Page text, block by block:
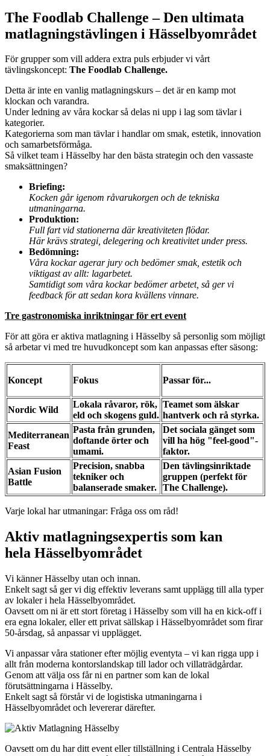
The Foodlab Challenge – Den ultimata
matlagningstävlingen i Hässelbyområdet
För grupper som vill addera extra puls erbjuder vi vårt
tävlingskoncept: The Foodlab Challenge.
Detta är inte en vanlig matlagningskurs – det är en kamp mot
klockan och varandra.
Under ledning av våra kockar så delas ni upp i lag som tävlar i
kategorier.
Kategorierna som man tävlar i handlar om smak, estetik, innovation
och samarbetsförmåga.
Så vilket team i Hässelby har den bästa strategin och den vassaste
smaksättningen?
Briefing:
Kocken går igenom råvarukorgen och de tekniska
utmaningarna.
Produktion:
Full fart vid stationerna där kreativiteten flödar.
Här krävs strategi, delegering och kreativitet under press.
Bedömning:
Våra kockar agerar jury och bedömer smak, estetik och
viktigast av allt: lagarbetet.
Samtidigt som våra kockar bedömer arbetet, så ger vi
feedback för att sedan kora kvällens vinnare.
Tre gastronomiska inriktningar för ert event
För att göra er aktiva matlagning i Hässelby så personlig som möjligt
så arbetar vi med tre huvudkoncept som kan anpassas efter säsong:
Koncept Fokus Passar för...
Nordic Wild
Lokala råvaror, rök,
eld och skogens guld.
Teamet som älskar
hantverk och rå styrka.
Mediterranean
Feast
Pasta från grunden,
doftande örter och
umami.
Det sociala gänget som
vill ha hög "feel-good"-
faktor.
Asian Fusion
Battle
Precision, snabba
tekniker och
balanserade smaker.
Den tävlingsinriktade
gruppen (perfekt för
The Challenge).
Varje lokal har utmaningar: Fråga oss om råd!
Aktiv matlagningsexpertis som kan
hela Hässelbyområdet
Vi känner Hässelby utan och innan.
Enkelt sagt så ger vi dig effektiv leverans samt upplägg till alla typer
av lokaler i hela Hässelbyområdet.
Oavsett om ni är ett stort företag i Hässelby som vill ha en kick-off i
era egna lokaler, eller ett privat sällskap i Hässelbyområdet som firar
50-årsdag, så anpassar vi upplägget.
Vi anpassar våra stationer efter möjlig eventyta – vi kan rigga upp i
allt från moderna kontorslandskap till lador och villaträdgårdar.
Genom att välja oss får ni en partner som kan de lokal
förutsättningarna i Hässelby.
Enkelt sagt så förstår vi de logistiska utmaningarna i
Hässelbyområdet och levererar därefter.
Oavsett om du har ditt event eller tillställning i Centrala Hässelby